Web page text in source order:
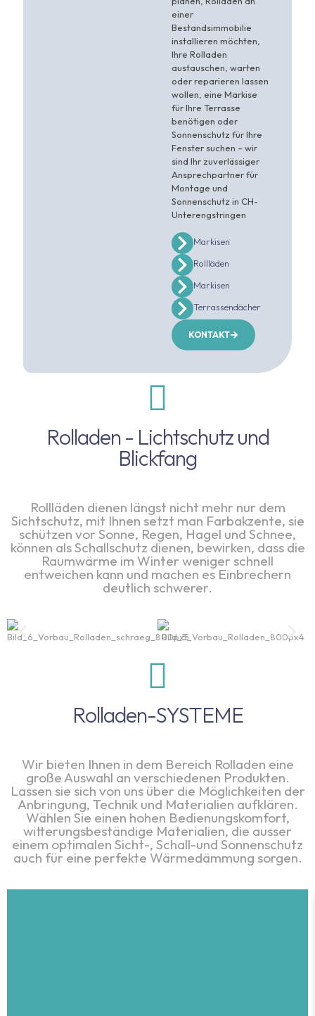
einer
Bestandsimmobilie
installieren möchten,
Ihre Rolladen
austauschen, warten
oder reparieren lassen
wollen, eine Markise
für Ihre Terrasse
benötigen oder
Sonnenschutz für Ihre
Fenster suchen – wir
sind Ihr zuverlässiger
Ansprechpartner für
Montage und
Sonnenschutz in CH-
Unterengstringen
Markisen
Rollläden
Markisen
Terrassendächer
KONTAKT
Rolladen - Lichtschutz und
Blickfang
Rollläden dienen längst nicht mehr nur dem
Sichtschutz, mit Ihnen setzt man Farbakzente, sie
schützen vor Sonne, Regen, Hagel und Schnee,
können als Schallschutz dienen, bewirken, dass die
Raumwärme im Winter weniger schnell
entweichen kann und machen es Einbrechern
deutlich schwerer.
Rolladen-SYSTEME
Wir bieten Ihnen in dem Bereich Rolladen eine
große Auswahl an verschiedenen Produkten.
Lassen sie sich von uns über die Möglichkeiten der
Anbringung, Technik und Materialien aufklären.
Wählen Sie einen hohen Bedienungskomfort,
witterungsbeständige Materialien, die ausser
einem optimalen Sicht-, Schall-und Sonnenschutz
auch für eine perfekte Wärmedämmung sorgen.